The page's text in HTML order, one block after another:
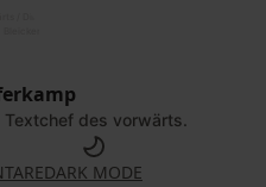
Textchef des vorwärts.
DARK MODE